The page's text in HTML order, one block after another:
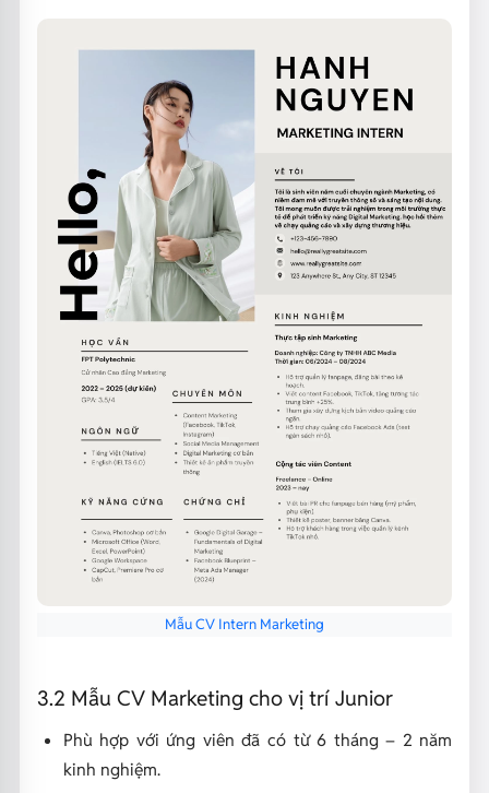
Mẫu CV Intern Marketing
3.2 Mẫu CV Marketing cho vị trí Junior
Phù hợp với ứng viên đã có từ 6 tháng – 2 năm
kinh nghiệm.